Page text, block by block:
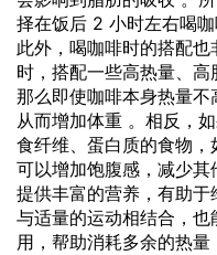
择在饭后 2 小时左右喝咖
此外，喝咖啡时的搭配
时，搭配一些高热量、高
那么即使咖啡本身热量不
从而增加体重 。相反，
食纤维、蛋白质的食物
可以增加饱腹感，减少
提供丰富的营养，有助
与适量的运动相结合，
用，帮助消耗多余的热量